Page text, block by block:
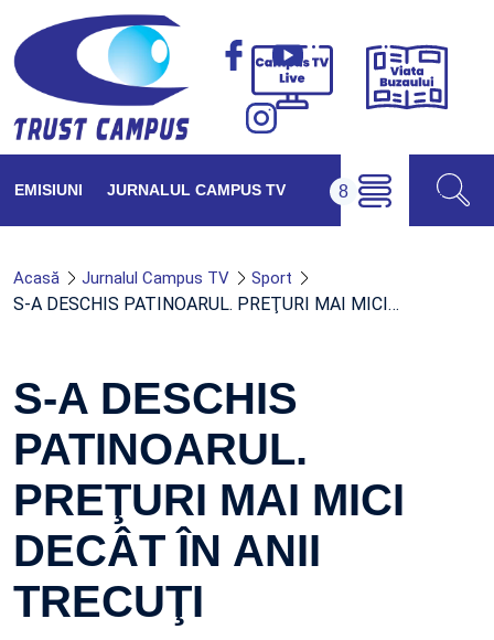
Campus
Viața
EMISIUNI JURNALUL CAMPUS TV
Acasă Jurnalul Campus TV Sport
S-A DESCHIS PATINOARUL. PREŢURI MAI MICI…
S-A DESCHIS
PATINOARUL.
PREŢURI MAI MICI
DECÂT ÎN ANII
TRECUŢI